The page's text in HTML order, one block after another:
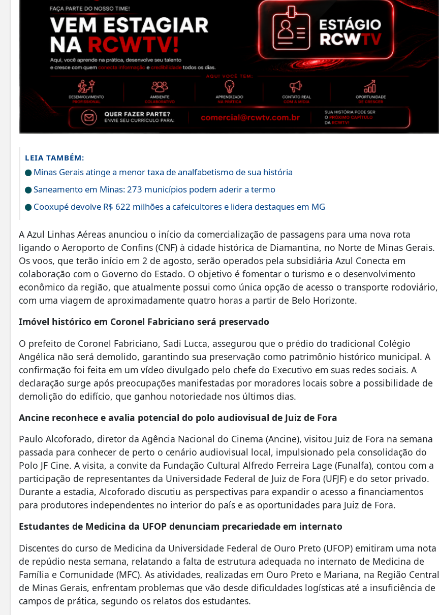
LEIA TAMBÉM:
Minas Gerais atinge a menor taxa de analfabetismo de sua história
Saneamento em Minas: 273 municípios podem aderir a termo
Cooxupé devolve R$ 622 milhões a cafeicultores e lidera destaques em MG
A Azul Linhas Aéreas anunciou o início da comercialização de passagens para uma nova rota
ligando o Aeroporto de Confins (CNF) à cidade histórica de Diamantina, no Norte de Minas Gerais.
Os voos, que terão início em 2 de agosto, serão operados pela subsidiária Azul Conecta em
colaboração com o Governo do Estado. O objetivo é fomentar o turismo e o desenvolvimento
econômico da região, que atualmente possui como única opção de acesso o transporte rodoviário,
com uma viagem de aproximadamente quatro horas a partir de Belo Horizonte.
Imóvel histórico em Coronel Fabriciano será preservado
O prefeito de Coronel Fabriciano, Sadi Lucca, assegurou que o prédio do tradicional Colégio
Angélica não será demolido, garantindo sua preservação como patrimônio histórico municipal. A
confirmação foi feita em um vídeo divulgado pelo chefe do Executivo em suas redes sociais. A
declaração surge após preocupações manifestadas por moradores locais sobre a possibilidade de
demolição do edifício, que ganhou notoriedade nos últimos dias.
Ancine reconhece e avalia potencial do polo audiovisual de Juiz de Fora
Paulo Alcoforado, diretor da Agência Nacional do Cinema (Ancine), visitou Juiz de Fora na semana
passada para conhecer de perto o cenário audiovisual local, impulsionado pela consolidação do
Polo JF Cine. A visita, a convite da Fundação Cultural Alfredo Ferreira Lage (Funalfa), contou com a
participação de representantes da Universidade Federal de Juiz de Fora (UFJF) e do setor privado.
Durante a estadia, Alcoforado discutiu as perspectivas para expandir o acesso a financiamentos
para produtores independentes no interior do país e as oportunidades para Juiz de Fora.
Estudantes de Medicina da UFOP denunciam precariedade em internato
Discentes do curso de Medicina da Universidade Federal de Ouro Preto (UFOP) emitiram uma nota
de repúdio nesta semana, relatando a falta de estrutura adequada no internato de Medicina de
Família e Comunidade (MFC). As atividades, realizadas em Ouro Preto e Mariana, na Região Central
de Minas Gerais, enfrentam problemas que vão desde dificuldades logísticas até a insuficiência de
campos de prática, segundo os relatos dos estudantes.